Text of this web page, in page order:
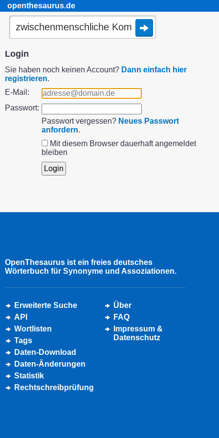
openthesaurus.de
Login
Sie haben noch keinen Account? Dann einfach hier
registrieren.
E-Mail:
Passwort:
Passwort vergessen? Neues Passwort
anfordern.
Mit diesem Browser dauerhaft angemeldet
bleiben
OpenThesaurus ist ein freies deutsches
Wörterbuch für Synonyme und Assoziationen.
Erweiterte Suche
API
Wortlisten
Tags
Daten-Download
Daten-Änderungen
Statistik
Rechtschreibprüfung
Über
FAQ
Impressum &
Datenschutz